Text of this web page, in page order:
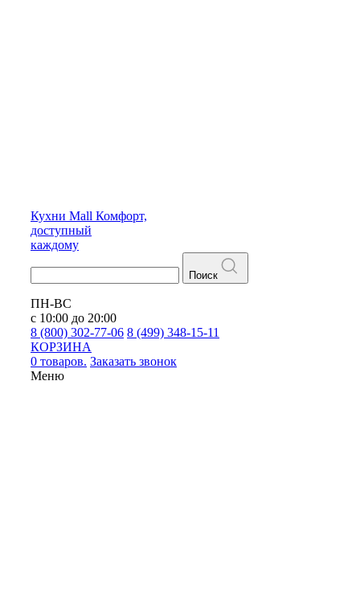
Кухни Mall Комфорт,
доступный
каждому
Поиск
ПН-ВС
с 10:00 до 20:00
8 (800) 302-77-06 8 (499) 348-15-11
КОРЗИНА
0 товаров. Заказать звонок
Меню